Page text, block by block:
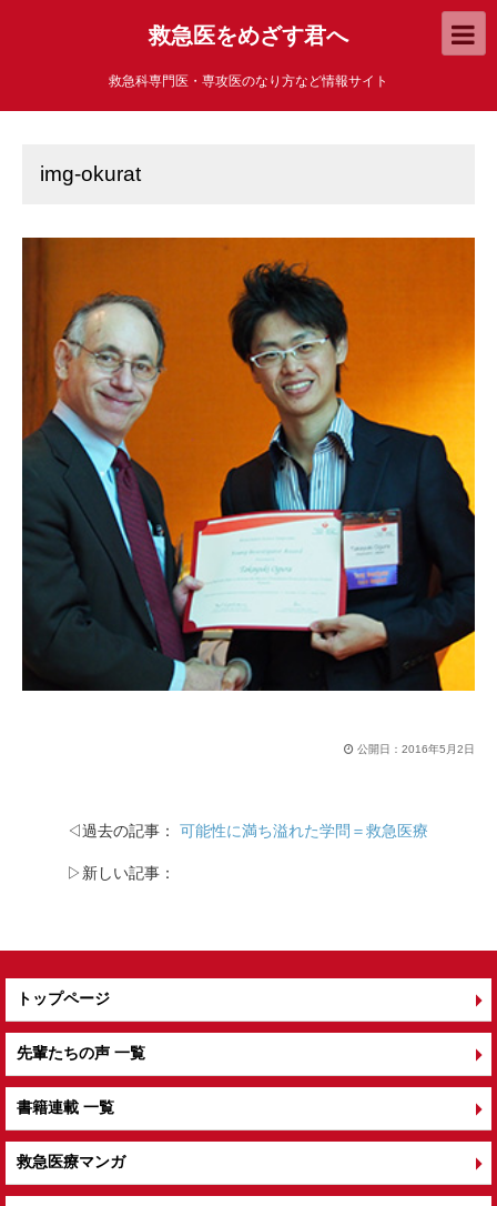
救急医をめざす君へ
救急科専門医・専攻医のなり方など情報サイト
img-okurat
公開日： 2016年5月2日
◁過去の記事： 可能性に満ち溢れた学問＝救急医療
▷新しい記事：
トップページ
先輩たちの声 一覧
書籍連載 一覧
救急医療マンガ